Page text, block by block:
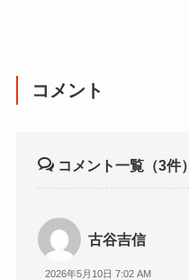
コメント
コメント一覧 （3件）
古谷吉信
2026年5月10日 7:02 AM